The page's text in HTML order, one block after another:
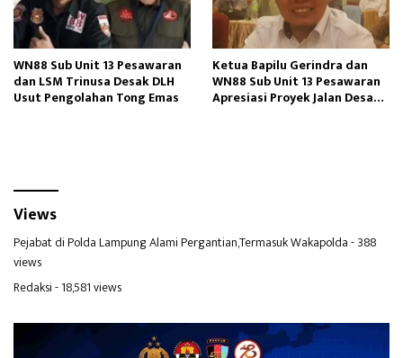
WN88 Sub Unit 13 Pesawaran
dan LSM Trinusa Desak DLH
Usut Pengolahan Tong Emas
Ketua Bapilu Gerindra dan
WN88 Sub Unit 13 Pesawaran
Apresiasi Proyek Jalan Desa
Views
Pejabat di Polda Lampung Alami Pergantian,Termasuk Wakapolda- 388
views
Redaksi- 18,581 views